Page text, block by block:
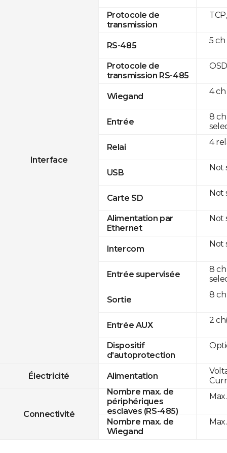
Interface
Protocole de
transmission
RS-485
Protocole de
transmission RS-485
Wiegand
Entrée
Relai
USB
Carte SD
Alimentation par
Ethernet
Intercom
Entrée supervisée
Sortie
Entrée AUX
Dispositif
d'autoprotection
Électricité Alimentation
Connectivité
Nombre max. de
périphériques
esclaves (RS-485)
Nombre max. de
Wiegand
5 ch
4 ch
8
4
Not
Not
Not
Not
8
8 ch
2